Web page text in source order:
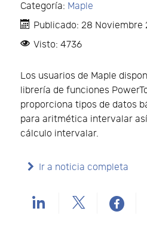
Categoría: Maple
Publicado: 28 Noviembre
Visto: 4736
Los usuarios de Maple
librería de funciones
proporciona tipos de datos
para aritmética intervalar
cálculo intervalar.
Ir a noticia completa